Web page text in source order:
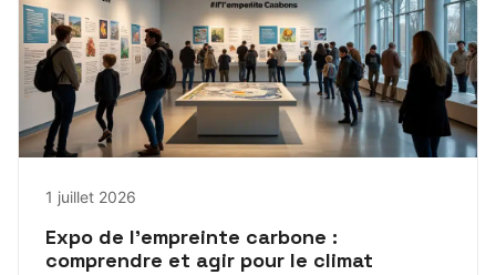
1 juillet 2026
Expo de l’empreinte carbone :
comprendre et agir pour le climat